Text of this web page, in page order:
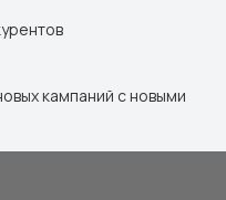
кампаний с новыми